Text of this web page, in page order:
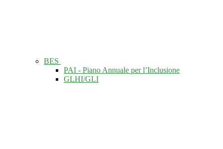
BES
PAI - Piano Annuale per l’Inclusione
GLHI/GLI